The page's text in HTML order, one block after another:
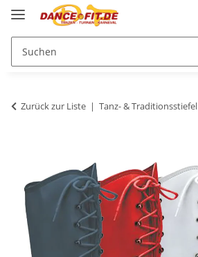
Zurück zur Liste Tanz- & Traditionsstiefel